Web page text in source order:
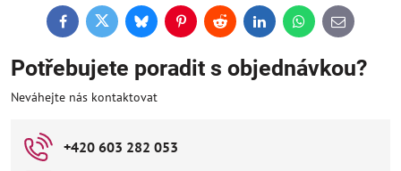
FacebookTwitterBlueskyPinterestReddit LinkedInWhatsApp
E-
mail
Potřebujete poradit s objednávkou?
Neváhejte nás kontaktovat
+420 603 282 053